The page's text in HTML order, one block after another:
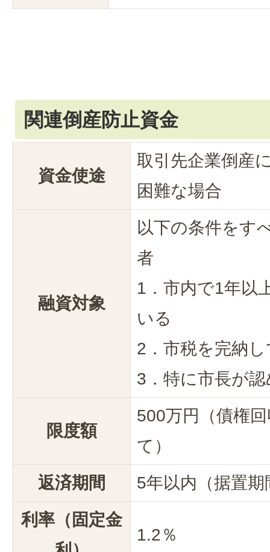
関連倒産防止資金
資金使途
取引先企業倒産
困難な場合
融資対象
以下の条件をす
者
1．市内で1年以
いる
2．市税を完納
3．特に市長が
限度額
500万円（債権
て）
返済期間
5年以内（据置
利率（固定金
1.2％